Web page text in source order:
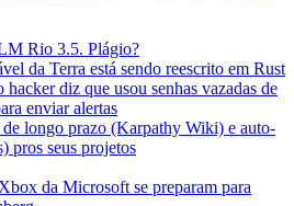
Rio 3.5. Plágio?
da Terra está sendo reescrito em Rust
hacker diz que usou senhas vazadas de
enviar alertas
longo prazo (Karpathy Wiki) e auto-
pros seus projetos
da Microsoft se preparam para